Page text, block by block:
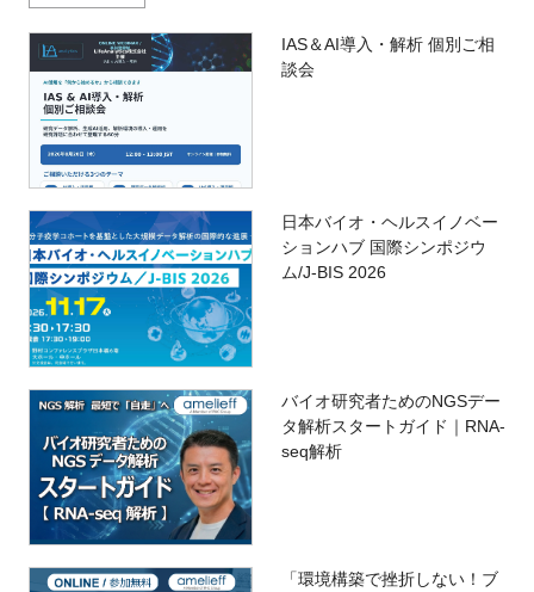
IAS＆AI導入・解析 個別ご相
談会
日本バイオ・ヘルスイノベー
ションハブ 国際シンポジウ
ム/J-BIS 2026
バイオ研究者ためのNGSデー
タ解析スタートガイド｜RNA-
seq解析
「環境構築で挫折しない！ブ